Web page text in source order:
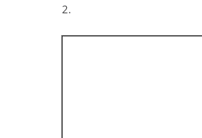
2.